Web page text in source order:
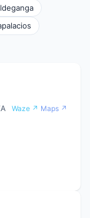
Waze ↗ Maps ↗